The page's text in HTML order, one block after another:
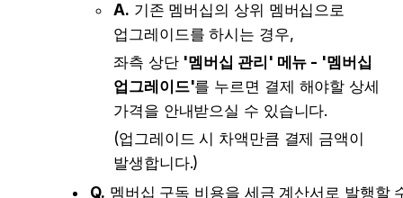
A. 기존 멤버십의 상위 멤버십으로
업그레이드를 하시는 경우,
좌측 상단 '멤버십 관리' 메뉴 - '멤버십
업그레이드'를 누르면 결제 해야할 상세
가격을 안내받으실 수 있습니다.
(업그레이드 시 차액만큼 결제 금액이
발생합니다.)
Q. 멤버십 구독 비용을 세금 계산서로 발행할